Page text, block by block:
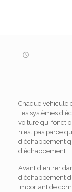
Chaque véhicule
Les systèmes
voiture qui
n'est pas parce
d'échappement
d'échappement.
Avant d'entrer
d'échappement
important de